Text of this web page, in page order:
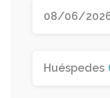
Huéspedes